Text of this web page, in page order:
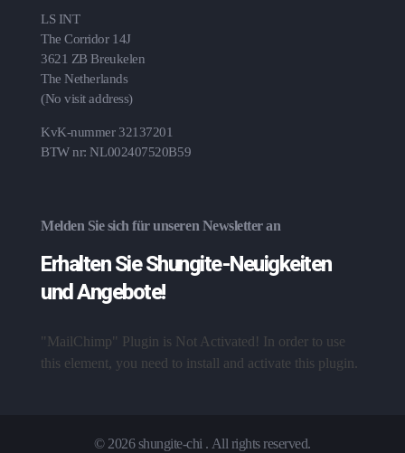
LS INT
The Corridor 14J
3621 ZB Breukelen
The Netherlands
(No visit address)
KvK-nummer 32137201
BTW nr: NL002407520B59
Melden Sie sich für unseren Newsletter an
Erhalten Sie Shungite-Neuigkeiten
und Angebote!
"MailChimp" Plugin is Not Activated! In order to use
this element, you need to install and activate this plugin.
© 2026 shungite-chi . All rights reserved.